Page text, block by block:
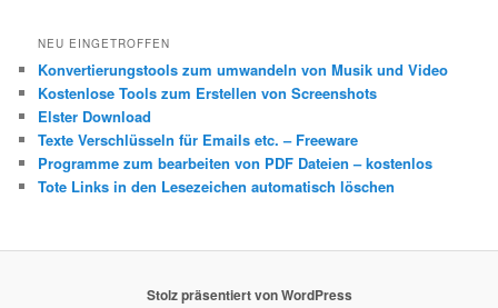
NEU EINGETROFFEN
Konvertierungstools zum umwandeln von Musik und Video
Kostenlose Tools zum Erstellen von Screenshots
Elster Download
Texte Verschlüsseln für Emails etc. – Freeware
Programme zum bearbeiten von PDF Dateien – kostenlos
Tote Links in den Lesezeichen automatisch löschen
Stolz präsentiert von WordPress